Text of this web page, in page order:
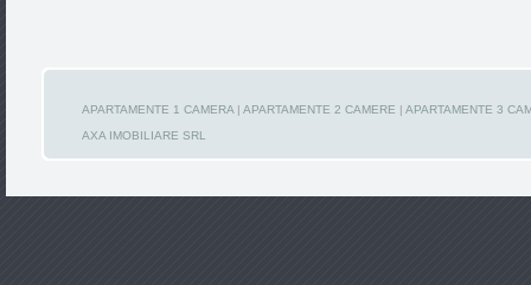
APARTAMENTE 1 CAMERA | APARTAMENTE 2 CAMERE | APARTAMENTE 3
AXA IMOBILIARE SRL